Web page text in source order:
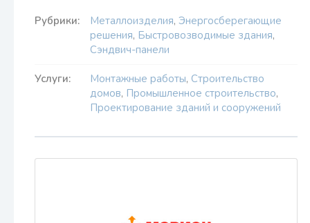
Рубрики: Металлоизделия, Энергосберегающие
решения, Быстровозводимые здания,
Сэндвич-панели
Услуги: Монтажные работы, Строительство
домов, Промышленное строительство,
Проектирование зданий и сооружений